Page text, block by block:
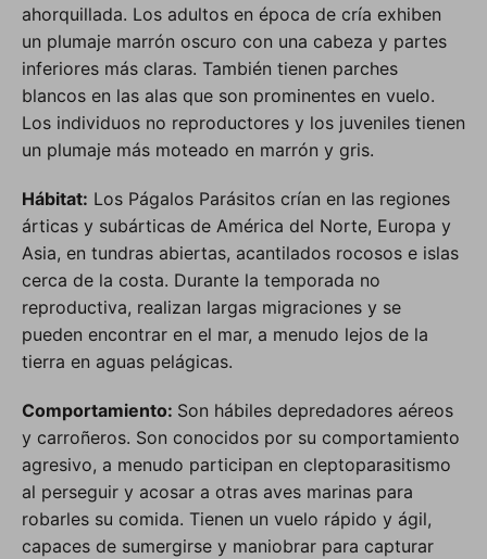
ahorquillada. Los adultos en época de cría exhiben
un plumaje marrón oscuro con una cabeza y partes
inferiores más claras. También tienen parches
blancos en las alas que son prominentes en vuelo.
Los individuos no reproductores y los juveniles tienen
un plumaje más moteado en marrón y gris.
Hábitat: Los Págalos Parásitos crían en las regiones
árticas y subárticas de América del Norte, Europa y
Asia, en tundras abiertas, acantilados rocosos e islas
cerca de la costa. Durante la temporada no
reproductiva, realizan largas migraciones y se
pueden encontrar en el mar, a menudo lejos de la
tierra en aguas pelágicas.
Comportamiento: Son hábiles depredadores aéreos
y carroñeros. Son conocidos por su comportamiento
agresivo, a menudo participan en cleptoparasitismo
al perseguir y acosar a otras aves marinas para
robarles su comida. Tienen un vuelo rápido y ágil,
capaces de sumergirse y maniobrar para capturar